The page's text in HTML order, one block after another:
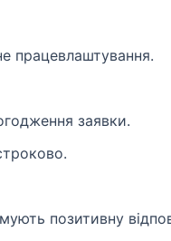
працевлаштування.
заявки.
позитивну